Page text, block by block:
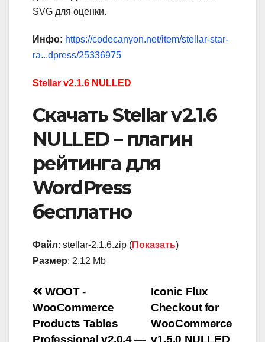
SVG для оценки.
Инфо: https://codecanyon.net/item/stellar-star-
ra...dpress/25336975
Stellar v2.1.6 NULLED
Скачать Stellar v2.1.6
NULLED – плагин
рейтинга для
WordPress
бесплатно
Файл: stellar-2.1.6.zip (Показать)
Размер: 2.12 Mb
Навигация
по
Iconic Flux
Checkout for
WooCommerce
v1.5.0 NULLED
WOOT -
WooCommerce
Products Tables
Professional v2.0.4 —